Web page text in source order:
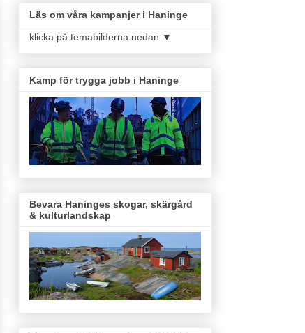
Läs om våra kampanjer i Haninge
klicka på temabilderna nedan ▼
Kamp för trygga jobb i Haninge
Bevara Haninges skogar, skärgård
& kulturlandskap